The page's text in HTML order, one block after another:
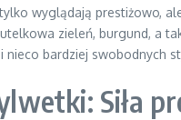
wyglądają prestiżowo,
zieleń, burgund, a
bardziej swobodnych
Siła